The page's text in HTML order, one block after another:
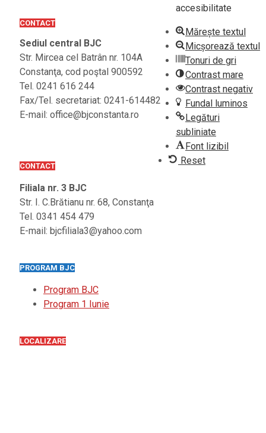
CONTACT
Sediul central BJC
Str. Mircea cel Batrân nr. 104A
Constanţa, cod poştal 900592
Tel. 0241 616 244
Fax/Tel. secretariat: 0241-614482
E-mail: office@bjconstanta.ro
CONTACT
Filiala nr. 3 BJC
Str. I. C.Brătianu nr. 68, Constanţa
Tel. 0341 454 479
E-mail: bjcfiliala3@yahoo.com
PROGRAM BJC
Program BJC
Program 1 Iunie
LOCALIZARE
accesibilitate
Mărește textul
Micșorează textul
Tonuri de gri
Contrast mare
Contrast negativ
Fundal luminos
Legături
subliniate
Font lizibil
Reset